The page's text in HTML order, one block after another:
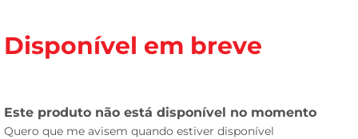
Disponível em breve
leite
tv